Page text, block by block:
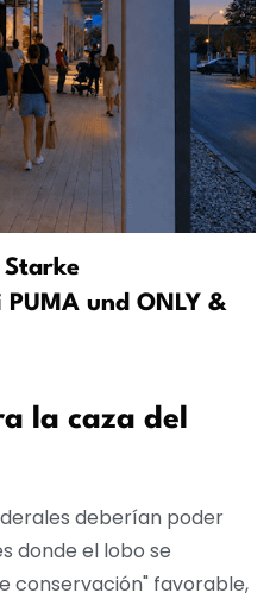
Starke
und ONLY &
la caza del
deberían poder
donde el lobo se
conservación" favorable,